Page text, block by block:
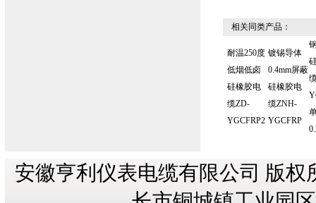
相关同类产品：
耐温250度
低烟低卤
硅橡胶电
缆ZD-
YGCFRP2
镀锡导体
0.4mm屏蔽
硅橡胶电
缆ZNH-
YGCFRP
安徽亨利仪表电缆有限公司 版权